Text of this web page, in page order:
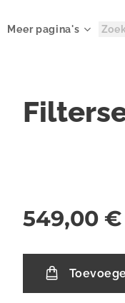
Meer pagina's
549,00 €